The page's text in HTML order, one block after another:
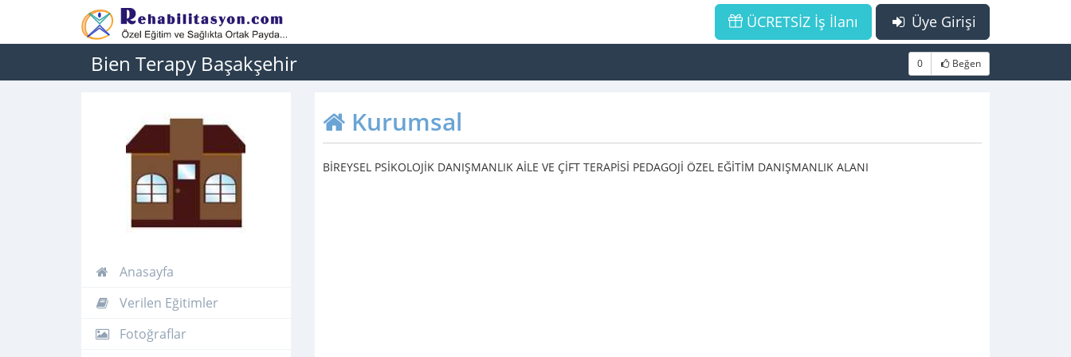
Üye Girişi
ÜCRETSİZ İş İlanı
Bien Terapy Başakşehir 0 Beğen
Anasayfa
Verilen Eğitimler
Fotoğraflar
Kurumsal
BİREYSEL PSİKOLOJİK DANIŞMANLIK AİLE VE ÇİFT TERAPİSİ PEDAGOJİ ÖZEL EĞİTİM DANIŞMANLIK ALANI